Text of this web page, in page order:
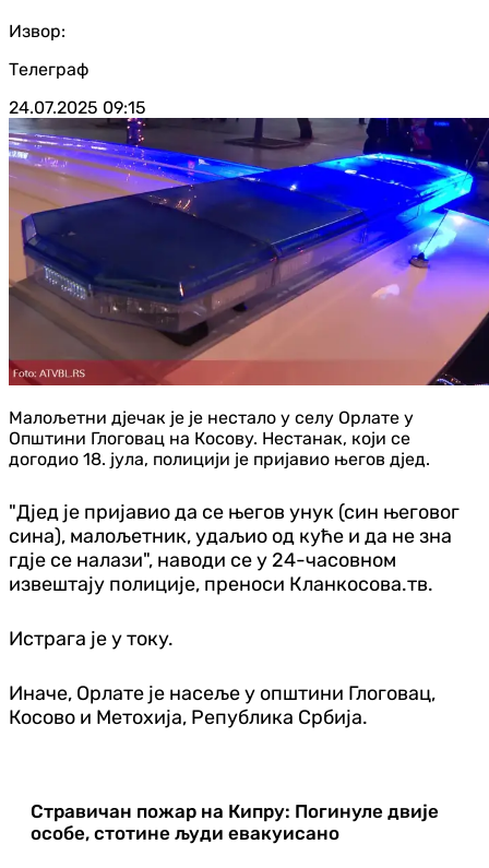
Извор:
Телеграф
24.07.2025 09:15
Малољетни дјечак је је нестало у селу Орлате у
Општини Глоговац на Косову. Нестанак, који се
догодио 18. јула, полицији је пријавио његов дјед.
"Дјед је пријавио да се његов унук (син његовог
сина), малољетник, удаљио од куће и да не зна
гдје се налази", наводи се у 24-часовном
извештају полиције, преноси Кланкосова.тв.
Истрага је у току.
Иначе, Орлате је насеље у општини Глоговац,
Косово и Метохија, Република Србија.
Стравичан пожар на Кипру: Погинуле двије
особе, стотине људи евакуисано